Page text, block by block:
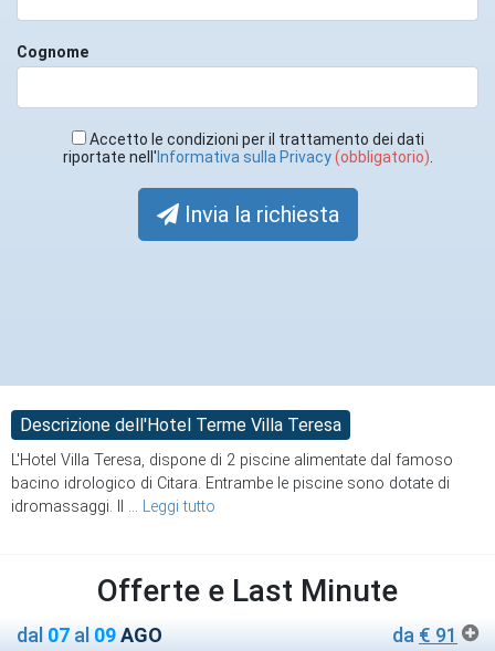
Cognome
Accetto le condizioni per il trattamento dei dati
riportate nell' Informativa sulla Privacy (obbligatorio).
Invia la richiesta
Descrizione dell'Hotel Terme Villa Teresa
L'Hotel Villa Teresa, dispone di 2 piscine alimentate dal famoso
bacino idrologico di Citara. Entrambe le piscine sono dotate di
idromassaggi. Il ... Leggi tutto
Offerte e Last Minute
dal 07 al 09AGO da € 91